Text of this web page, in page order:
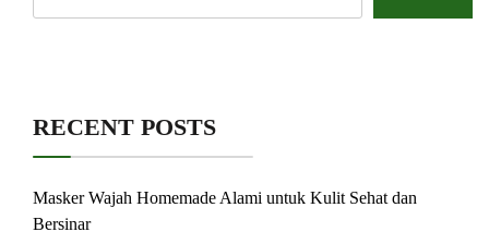
RECENT POSTS
Masker Wajah Homemade Alami untuk Kulit Sehat dan
Bersinar